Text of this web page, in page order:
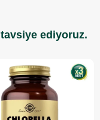
ediyoruz.